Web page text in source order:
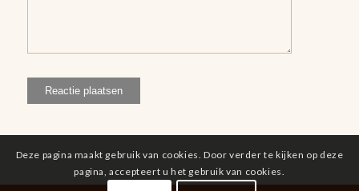
Deze pagina maakt gebruik van cookies. Door verder te kijken op deze
pagina, accepteert u het gebruik van cookies.